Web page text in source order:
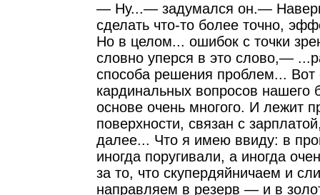
— Ну...— задумался он.—
сделать что-то более точно,
Но в целом... ошибок с точки
словно уперся в это слово,—
способа решения проблем... Вот
кардинальных вопросов нашего
основе очень многого. И лежит
поверхности, связан с
далее... Что я имею ввиду: в
иногда поругивали, а иногда
за то, что скупердяйничаем и
направляем в резерв — и в